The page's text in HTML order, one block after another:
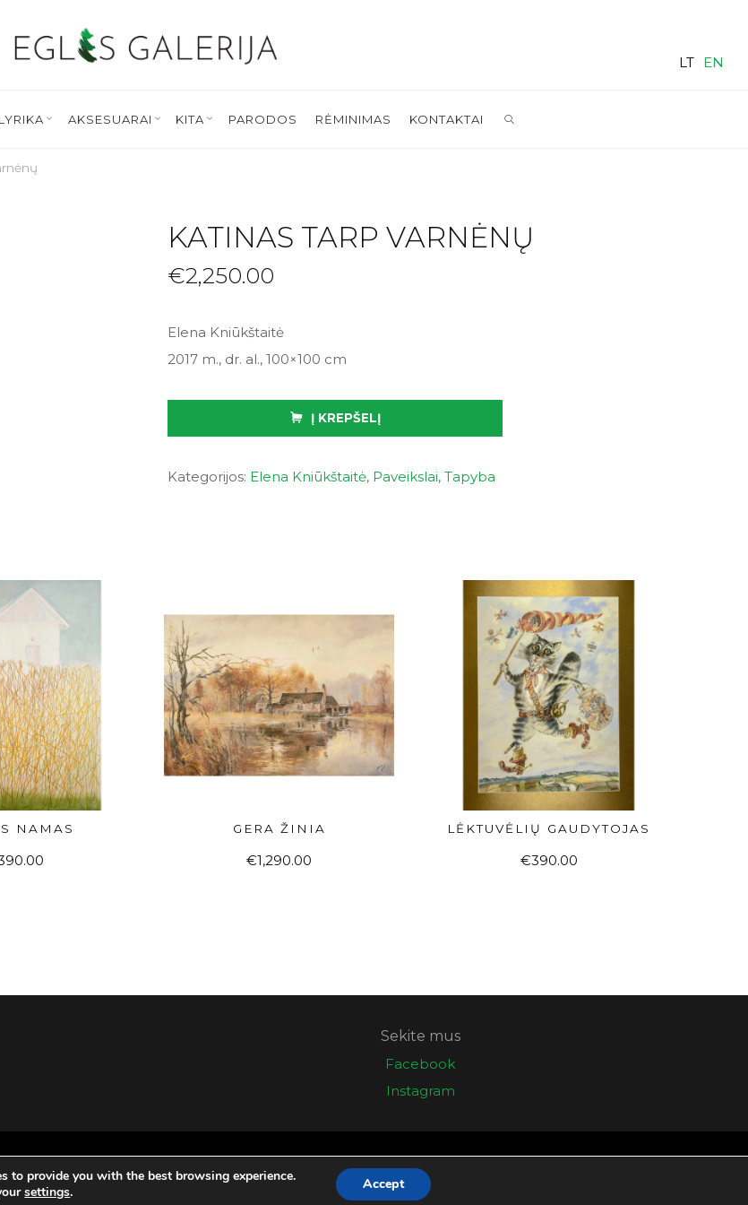
LT EN
AKSESUARAI KITA PARODOS RĖMINIMAS KONTAKTAI
KATINAS TARP VARNĖNŲ
€2,250.00
Elena Kniūkštaitė
2017 m., dr. al., 100×100 cm
Į KREPŠELĮ
Kategorijos: Elena Kniūkštaitė, Paveikslai, Tapyba
NAMAS Į KREPŠELĮ
GERA ŽINIA
€1,290.00
Į KREPŠELĮ
LĖKTUVĖLIŲ GAUDYTOJAS
€390.00
Sekite mus
Facebook
Instagram
Sprendimas:
to provide you with the best browsing experience.
settings. Accept